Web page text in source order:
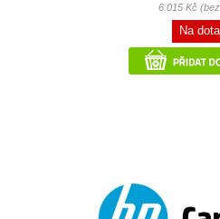
6 015 Kč
Na